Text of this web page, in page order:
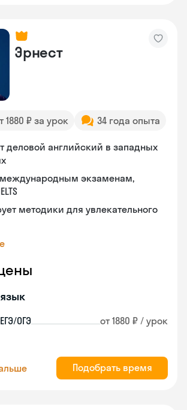
Эрнест
1880 ₽ за урок 34 года опыта
деловой английский в западных
международным экзаменам,
методики для увлекательного
ОГЭ от 1880 ₽ / урок
Подобрать время